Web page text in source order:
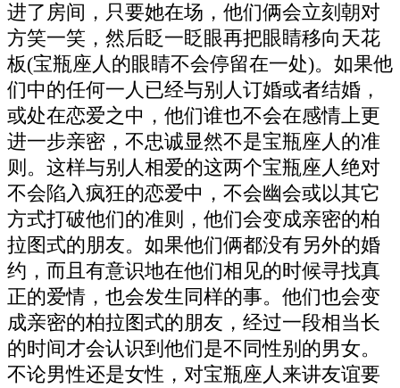
进了房间，只要她在场，他们俩会立刻朝对
方笑一笑，然后眨一眨眼再把眼睛移向天花
板(宝瓶座人的眼睛不会停留在一处)。如果他
们中的任何一人已经与别人订婚或者结婚，
或处在恋爱之中，他们谁也不会在感情上更
进一步亲密，不忠诚显然不是宝瓶座人的准
则。这样与别人相爱的这两个宝瓶座人绝对
不会陷入疯狂的恋爱中，不会幽会或以其它
方式打破他们的准则，他们会变成亲密的柏
拉图式的朋友。如果他们俩都没有另外的婚
约，而且有意识地在他们相见的时候寻找真
正的爱情，也会发生同样的事。他们也会变
成亲密的柏拉图式的朋友，经过一段相当长
的时间才会认识到他们是不同性别的男女。
不论男性还是女性，对宝瓶座人来讲友谊要